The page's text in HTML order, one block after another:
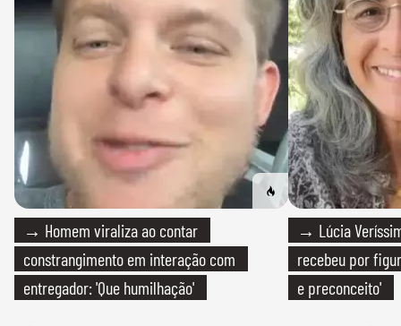
→ Homem viraliza ao contar
constrangimento em interação com
entregador: 'Que humilhação'
→ Lúcia
recebeu por
e preconceito'